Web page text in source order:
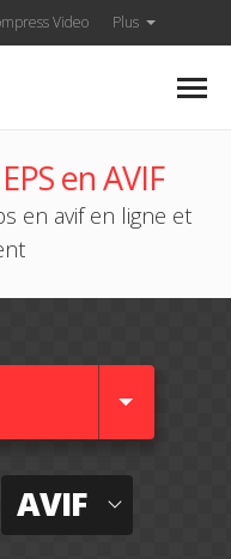
Video Plus
en AVIF
en avif en ligne et
AVIF